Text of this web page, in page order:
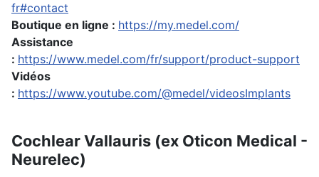
fr#contact
Boutique en ligne : https://my.medel.com/
Assistance
: https://www.medel.com/fr/support/product-support
Vidéos
: https://www.youtube.com/@medel/videosImplants
Cochlear Vallauris (ex Oticon Medical -
Neurelec)